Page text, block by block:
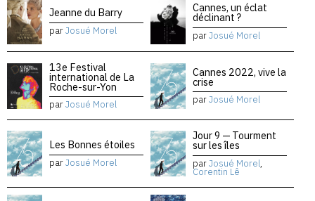
Jeanne du Barry
parJosué Morel
Cannes, un éclat
déclinant ?
parJosué Morel
13e Festival
international de La
Roche-sur-Yon
parJosué Morel
Cannes 2022, vive la
crise
parJosué Morel
Les Bonnes étoiles
parJosué Morel
Jour 9 — Tourment
sur les îles
parJosué Morel,
Corentin Lê